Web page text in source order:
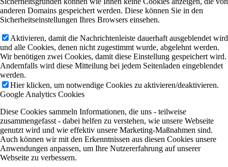
anderen Domains gespeichert werden. Diese können Sie in den
Sicherheitseinstellungen Ihres Browsers einsehen.
Aktivieren, damit die Nachrichtenleiste dauerhaft ausgeblendet wird
und alle Cookies, denen nicht zugestimmt wurde, abgelehnt werden.
Wir benötigen zwei Cookies, damit diese Einstellung gespeichert wird.
Andernfalls wird diese Mitteilung bei jedem Seitenladen eingeblendet
werden.
Hier klicken, um notwendige Cookies zu aktivieren/deaktivieren.
Google Analytics Cookies
Diese Cookies sammeln Informationen, die uns - teilweise
zusammengefasst - dabei helfen zu verstehen, wie unsere Webseite
genutzt wird und wie effektiv unsere Marketing-Maßnahmen sind.
Auch können wir mit den Erkenntnissen aus diesen Cookies unsere
Anwendungen anpassen, um Ihre Nutzererfahrung auf unserer
Webseite zu verbessern.